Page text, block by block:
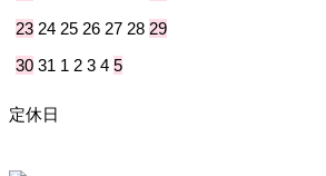
23 24 25 26 27 28 29
30 31 1 2 3 4 5
定休日